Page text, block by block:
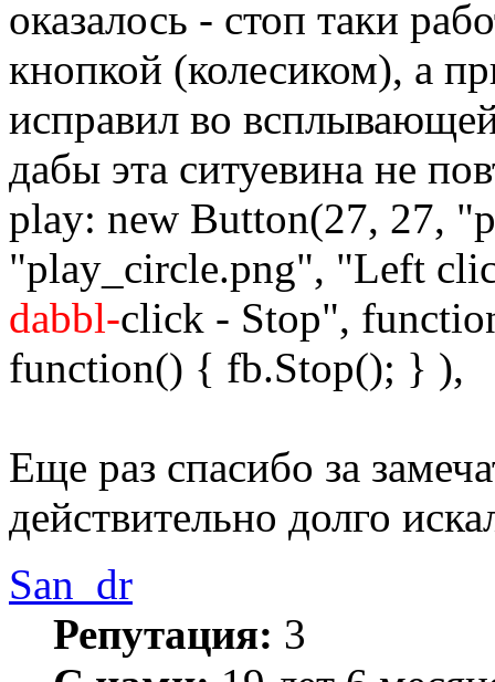
оказалось - стоп таки
кнопкой (колесиком), а
исправил во
дабы эта ситуевина не
play: new Button(27, 27,
"play_circle.png", "Left
dabbl-click - Stop",
function() { fb.Stop(); } ),
Еще раз спасибо за
действительно долго
San_dr
Репутация: 3